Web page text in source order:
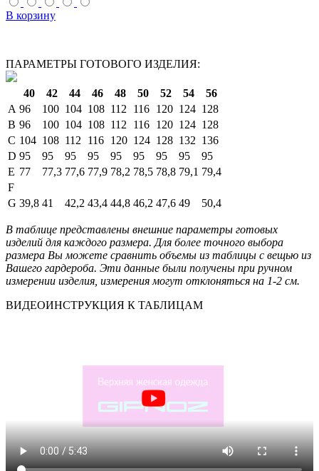
В корзину
ПАРАМЕТРЫ ГОТОВОГО ИЗДЕЛИЯ:
40 42 44 46 48 50 52 54
56
A 96 100 104 108 112 116 120 124 128
B 96 100 104 108 112 116 120 124 128
C 104 108 112 116 120 124 128 132 136
D 95 95 95 95 95 95 95 95
95
E 77 77,3 77,6 77,9 78,2 78,5 78,8 79,1 79,4
F
G 39,8 41 42,2 43,4 44,8 46,2 47,6 49 50,4
В таблице представлены внешние параметры готовых
изделий для каждого размера. Для более точного выбора
размера Вы можете сравнить объемы из таблицы с вещью из
Вашего гардероба. Эти данные были получены при ручном
измерении изделия, измерения могут отклоняться на 1-2 см.
ВИДЕОИНСТРУКЦИЯ К ТАБЛИЦАМ